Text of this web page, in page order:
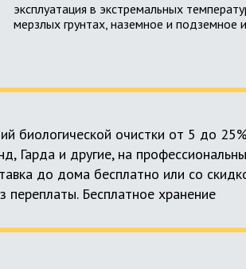
эксплуатация в экстремальных
мерзлых грунтах, наземное и подземное
биологической очистки от 5 до 25%
Гарда и другие, на
до дома бесплатно или со
переплаты. Бесплатное хранение